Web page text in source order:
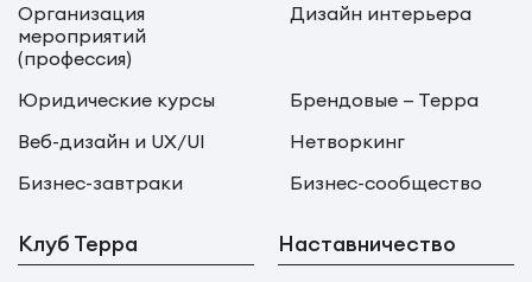
Организация
мероприятий
(профессия)
Дизайн интерьера
Юридические курсы
Брендовые — Терра
Веб-дизайн и UX/UI
Нетворкинг
Бизнес-завтраки
Бизнес-сообщество
Клуб Терра Наставничество